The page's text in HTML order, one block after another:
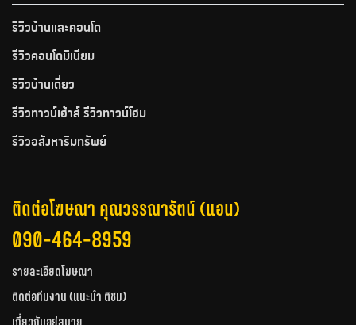
รีวิวบ้านและคอนโด
รีวิวคอนโดมิเนียม
รีวิวบ้านเดี่ยว
รีวิวทาวน์เฮ้าส์ รีวิวทาวน์โฮม
รีวิวอสังหาริมทรัพย์
ติดต่อโฆษณา คุณวรรณารัตน์ (แอน)
090-464-8959
รายละเอียดโฆษณา
ติดต่อทีมงาน (แนะนำ ติชม)